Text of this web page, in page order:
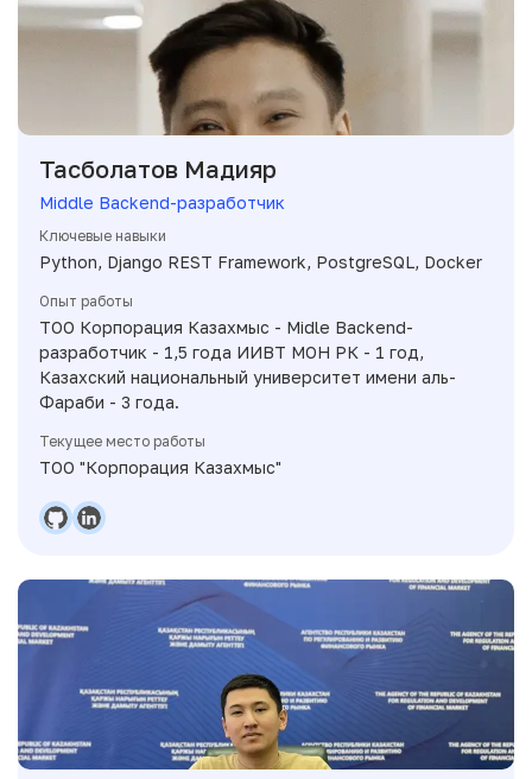
Тасболатов Мадияр
Middle Backend-разработчик
Ключевые навыки
Python, Django REST Framework, PostgreSQL, Docker
Опыт работы
ТОО Корпорация Казахмыс - Midle Backend-
разработчик - 1,5 года ИИВТ МОН РК - 1 год,
Казахский национальный университет имени аль-
Фараби - 3 года.
Текущее место работы
ТОО "Корпорация Казахмыс"